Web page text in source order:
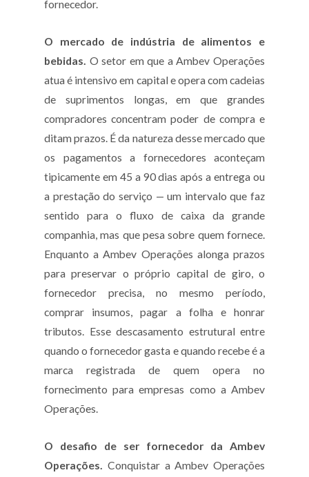
fornecedor.
O mercado de indústria de alimentos e
bebidas. O setor em que a Ambev Operações
atua é intensivo em capital e opera com cadeias
de suprimentos longas, em que grandes
compradores concentram poder de compra e
ditam prazos. É da natureza desse mercado que
os pagamentos a fornecedores aconteçam
tipicamente em 45 a 90 dias após a entrega ou
a prestação do serviço — um intervalo que faz
sentido para o fluxo de caixa da grande
companhia, mas que pesa sobre quem fornece.
Enquanto a Ambev Operações alonga prazos
para preservar o próprio capital de giro, o
fornecedor precisa, no mesmo período,
comprar insumos, pagar a folha e honrar
tributos. Esse descasamento estrutural entre
quando o fornecedor gasta e quando recebe é a
marca registrada de quem opera no
fornecimento para empresas como a Ambev
Operações.
O desafio de ser fornecedor da Ambev
Operações. Conquistar a Ambev Operações